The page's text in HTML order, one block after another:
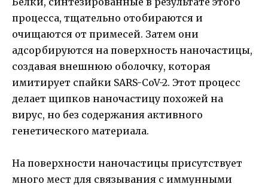
процесса, тщательно отобираются и
очищаются от примесей. Затем они
адсорбируются на поверхность наночастицы,
создавая внешнюю оболочку, которая
имитирует спайки SARS-CoV-2. Этот процесс
делает щипков наночастицу похожей на
вирус, но без содержания активного
генетического материала.
На поверхности наночастицы присутствует
много мест для связывания с иммунными